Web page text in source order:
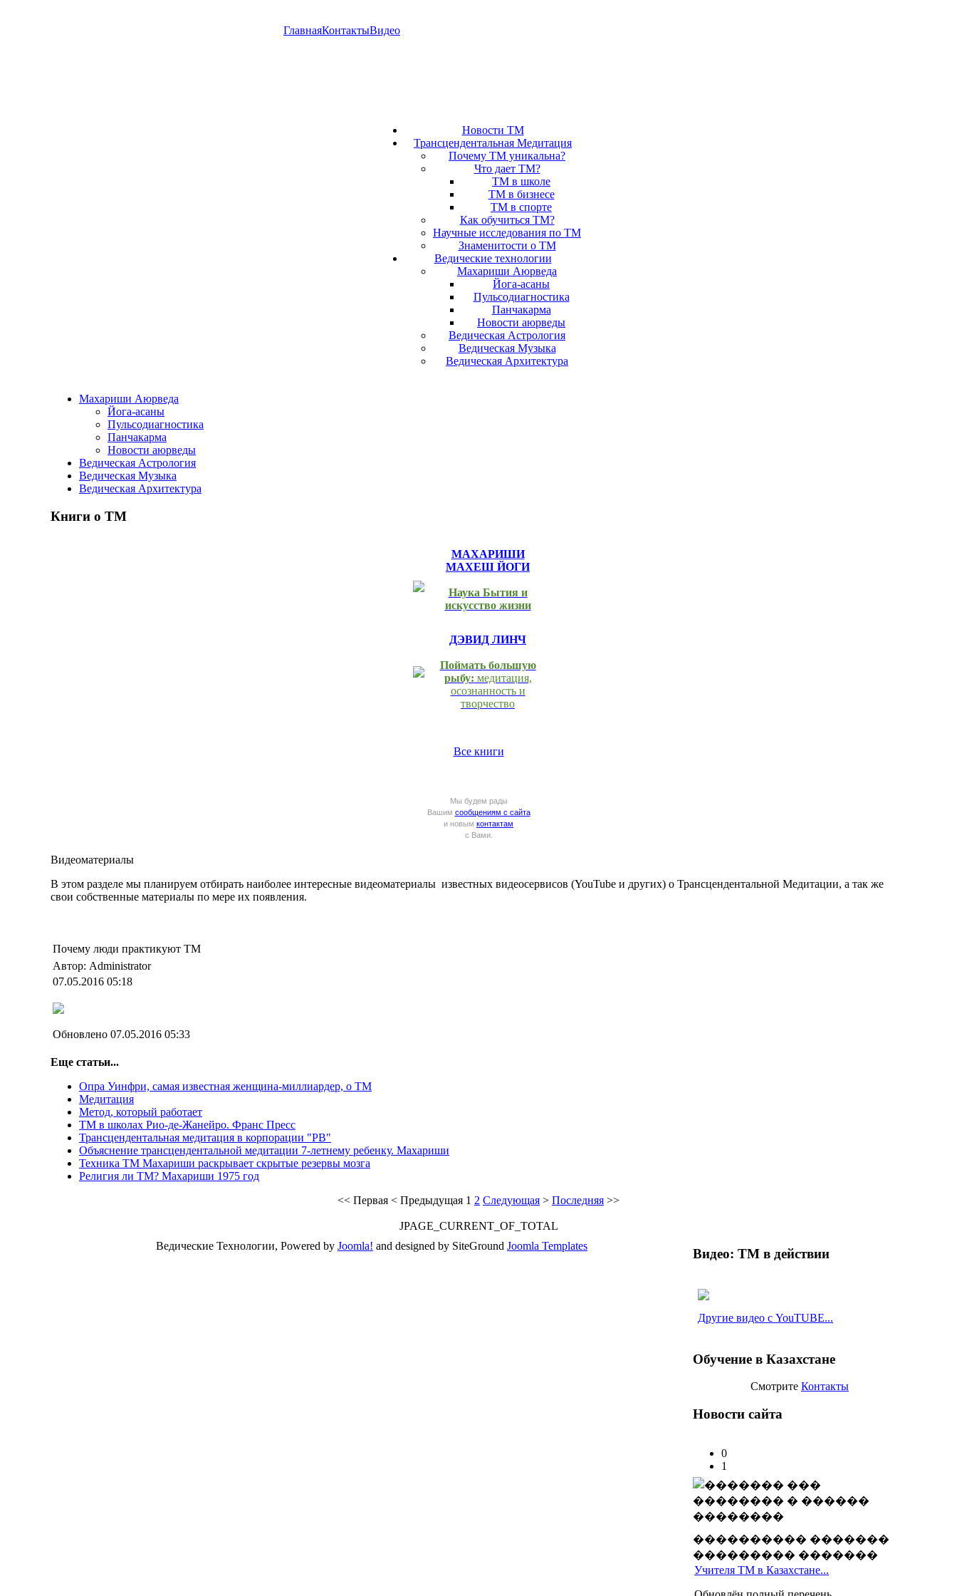
ГлавнаяКонтактыВидео
Новости ТМ
Трансцендентальная Медитация
Почему ТМ уникальна?
Что дает ТМ?
ТМ в школе
ТМ в бизнесе
ТМ в спорте
Как обучиться ТМ?
Научные исследования по ТМ
Знаменитости о ТМ
Ведические технологии
Махариши Аюрведа
Йога-асаны
Пульсодиагностика
Панчакарма
Новости аюрведы
Ведическая Астрология
Ведическая Музыка
Ведическая Архитектура
Махариши Аюрведа
Йога-асаны
Пульсодиагностика
Панчакарма
Новости аюрведы
Ведическая Астрология
Ведическая Музыка
Ведическая Архитектура
Книги о ТМ
МАХАРИШИ
МАХЕШ ЙОГИ
Наука Бытия и
искусство жизни
ДЭВИД ЛИНЧ
Поймать большую
рыбу: медитация,
осознанность и
творчество
Все книги
Мы будем рады
Вашим сообщениям с сайта
и новым контактам
с Вами.
Видеоматериалы
В этом разделе мы планируем отбирать наиболее интересные видеоматериалы известных видеосервисов (YouTube и других) о Трансцендентальной Медитации, а так же
свои собственные материалы по мере их появления.
Почему люди практикуют ТМ
Автор: Administrator
07.05.2016 05:18
Обновлено 07.05.2016 05:33
Еще статьи...
Опра Уинфри, самая известная женщина-миллиардер, о ТМ
Медитация
Метод, который работает
ТМ в школах Рио-де-Жанейро. Франс Пресс
Трансцендентальная медитация в корпорации "PB"
Объяснение трансцендентальной медитации 7-летнему ребенку. Махариши
Техника ТМ Махариши раскрывает скрытые резервы мозга
Религия ли ТМ? Махариши 1975 год
<< Первая < Предыдущая 1 2 Следующая > Последняя >>
JPAGE_CURRENT_OF_TOTAL
Видео: ТМ в действии
Другие видео с YouTUBE...
Обучение в Казахстане
Смотрите Контакты
Новости сайта
0
1
���������� �������
��������� �������
Учителя ТМ в Казахстане...
Ведические Технологии, Powered by Joomla! and designed by SiteGround Joomla Templates